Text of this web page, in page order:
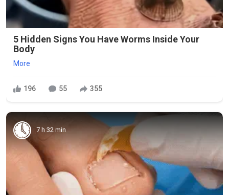
5 Hidden Signs You Have Worms Inside Your
Body
More
196 55 355
7 h 32 min